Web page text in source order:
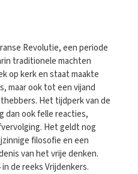
Revolutie, een periode
traditionele machten
op kerk en staat maakte
maar ook tot een vijand
Het tijdperk van de
dan ook felle reacties,
Het geldt nog
filosofie en een
van het vrije denken.
de reeks Vrijdenkers.